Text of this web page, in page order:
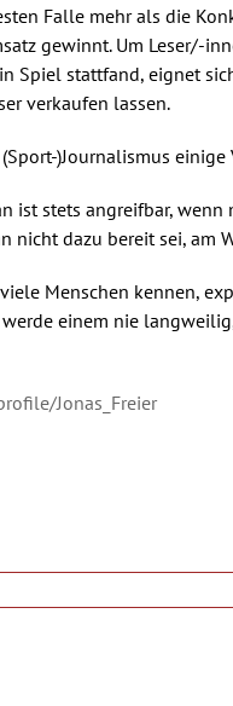
Falle mehr als die
gewinnt. Um Leser/-
Spiel stattfand, eignet
verkaufen lassen.
)Journalismus
ist stets angreifbar,
nicht dazu bereit sei, am
Menschen kennen,
einem nie
Jonas_Freier